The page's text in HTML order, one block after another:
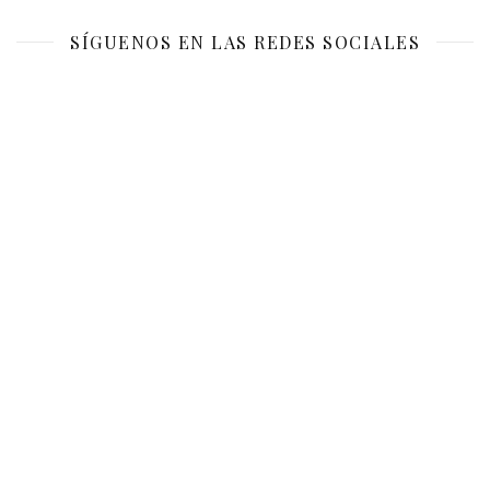
SÍGUENOS EN LAS REDES SOCIALES